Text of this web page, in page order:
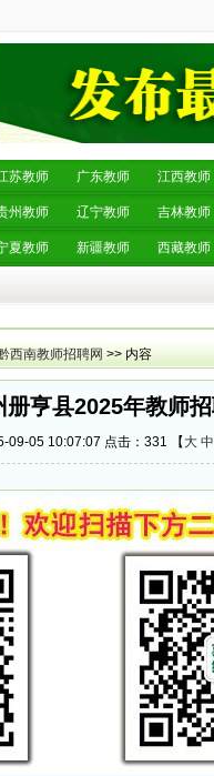
苏教师 广东教师 江西教师
州教师 辽宁教师 吉林教师
夏教师 新疆教师 西藏教师
西南教师招聘网 >> 内容
亨县2025年教师
09-05 10:07:07 点击： 331 【 大 中